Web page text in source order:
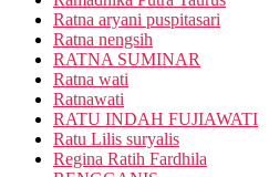
Ratna aryani puspitasari
Ratna nengsih
RATNA SUMINAR
Ratna wati
Ratnawati
RATU INDAH FUJIAWATI
Ratu Lilis suryalis
Regina Ratih Fardhila